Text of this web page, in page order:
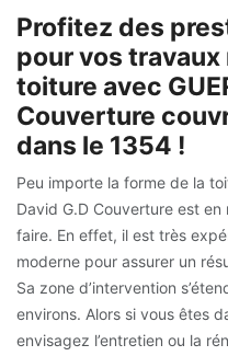
Profitez des
pour vos
toiture avec
Couverture
dans le 1354 !
Peu importe la forme de la
David G.D Couverture est en
faire. En effet, il est très
moderne pour assurer un
Sa zone d’intervention
environs. Alors si vous êtes
envisagez l’entretien ou la